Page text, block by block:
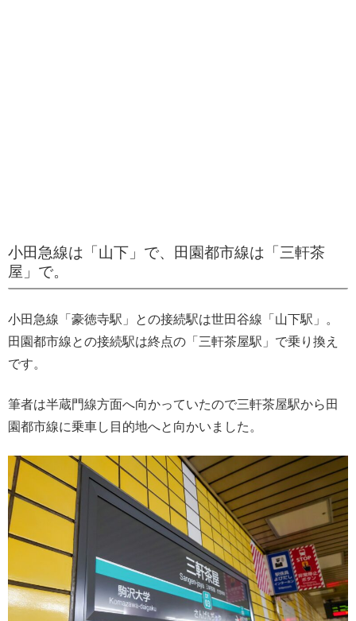
小田急線は「山下」で、田園都市線は「三軒茶
屋」で。
小田急線「豪徳寺駅」との接続駅は世田谷線「山下駅」。
田園都市線との接続駅は終点の「三軒茶屋駅」で乗り換え
です。
筆者は半蔵門線方面へ向かっていたので三軒茶屋駅から田
園都市線に乗車し目的地へと向かいました。